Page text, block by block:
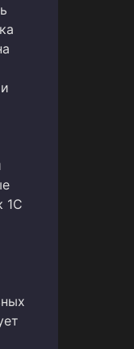
1С